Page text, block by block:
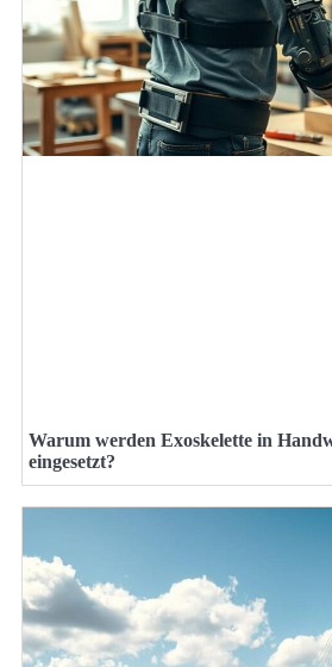
Warum werden Exoskelette in
eingesetzt?